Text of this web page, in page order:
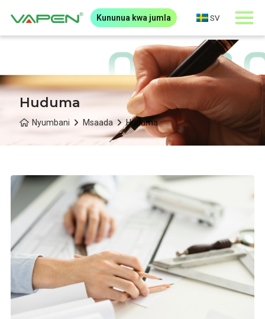
Kununua kwa jumla SV
Huduma
Nyumbani Msaada Huduma